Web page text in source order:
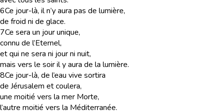
6Ce jour-là, il n’y aura pas de lumière,
de froid ni de glace.
7Ce sera un jour unique,
connu de l’Eternel,
et qui ne sera ni jour ni nuit,
mais vers le soir il y aura de la lumière.
8Ce jour-là, de l’eau vive sortira
de Jérusalem et coulera,
une moitié vers la mer Morte,
l’autre moitié vers la Méditerranée.